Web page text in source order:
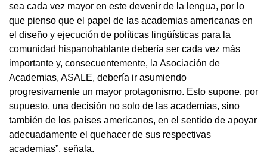
sea cada vez mayor en este devenir de la lengua, por lo
que pienso que el papel de las academias americanas en
el diseño y ejecución de políticas lingüísticas para la
comunidad hispanohablante debería ser cada vez más
importante y, consecuentemente, la Asociación de
Academias, ASALE, debería ir asumiendo
progresivamente un mayor protagonismo. Esto supone, por
supuesto, una decisión no solo de las academias, sino
también de los países americanos, en el sentido de apoyar
adecuadamente el quehacer de sus respectivas
academias”, señala.